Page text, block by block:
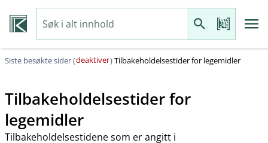
Siste besøkte sider (deaktiver)Tilbakeholdelsestider for legemidler
Tilbakeholdelsestider for
legemidler
Tilbakeholdelsestidene som er angitt i